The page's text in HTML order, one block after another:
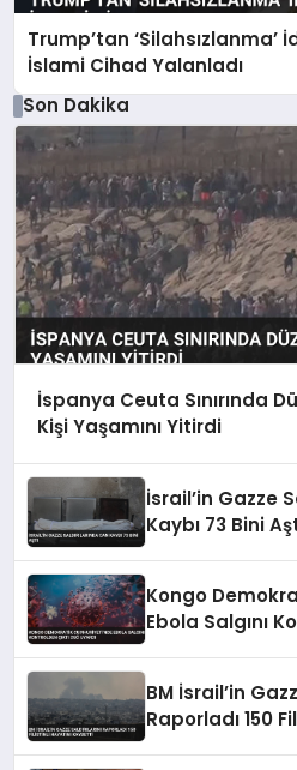
Trump’tan ‘Silahsızlanma’
İslami Cihad Yalanladı
Son Dakika
İspanya Ceuta Sınırında
Kişi Yaşamını Yitirdi
İsrail’in Gazze
Kaybı 73 Bini
Kongo
Ebola Salgını
BM İsrail’in
Raporladı 150